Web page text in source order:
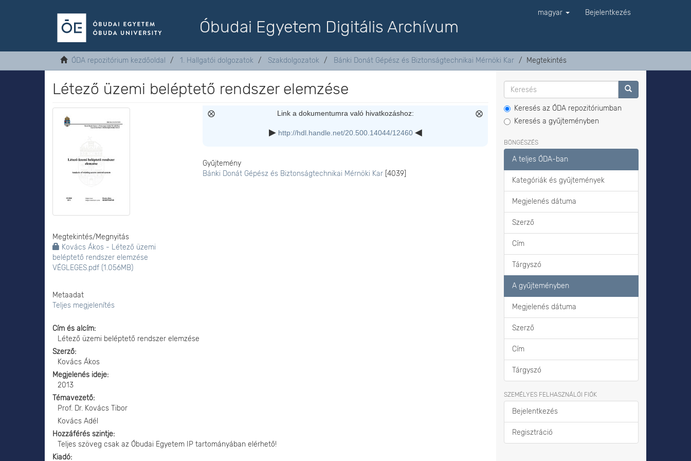
Óbudai Egyetem Digitális Archívum
magyar Bejelentkezés
ÓDA repozitórium kezdőoldal 1. Hallgatói dolgozatok Szakdolgozatok Bánki Donát Gépész és Biztonságtechnikai Mérnöki Kar Megtekintés
Létező üzemi beléptető rendszer elemzése
Megtekintés/Megnyitás
Kovács Ákos - Létező üzemi
beléptető rendszer elemzése
VÉGLEGES.pdf (1.056MB)
Metaadat
Teljes megjelenítés
Link a dokumentumra való hivatkozáshoz:
http://hdl.handle.net/20.500.14044/12460
Gyűjtemény
Bánki Donát Gépész és Biztonságtechnikai Mérnöki Kar [4039]
Cím és alcím
Létező üzemi beléptető rendszer elemzése
Szerző
Kovács Ákos
Megjelenés ideje
2013
Témavezető
Prof. Dr. Kovács Tibor
Kovács Adél
Hozzáférés szintje
Teljes szöveg csak az Óbudai Egyetem IP tartományában elérhető!
Kiadó
Keresés az ÓDA repozitóriumban
Keresés a gyűjteményben
BÖNGÉSZÉS
A teljes ÓDA-ban
Kategóriák és gyűjtemények
Megjelenés dátuma
Szerző
Cím
Tárgyszó
A gyűjteményben
Megjelenés dátuma
Szerző
Cím
Tárgyszó
SZEMÉLYES FELHASZNÁLÓI FIÓK
Bejelentkezés
Regisztráció